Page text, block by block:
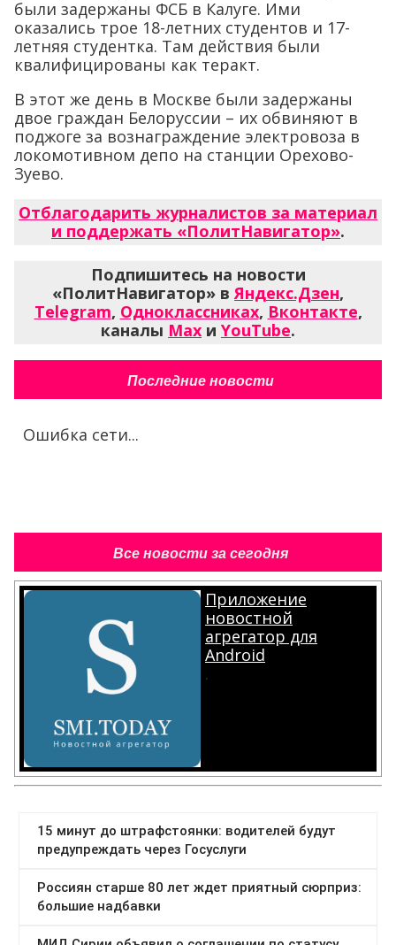
были задержаны ФСБ в Калуге. Ими
оказались трое 18-летних студентов и 17-
летняя студентка. Там действия были
квалифицированы как теракт.
В этот же день в Москве были задержаны
двое граждан Белоруссии – их обвиняют в
поджоге за вознаграждение электровоза в
локомотивном депо на станции Орехово-
Зуево.
Отблагодарить журналистов за материал
и поддержать «ПолитНавигатор».
Подпишитесь на новости
«ПолитНавигатор» вЯндекс.Дзен,
Telegram, Одноклассниках, Вконтакте,
каналы Max и YouTube.
Последние новости
Ошибка сети...
Все новости за сегодня
Приложение
новостной
агрегатор для
Android
.